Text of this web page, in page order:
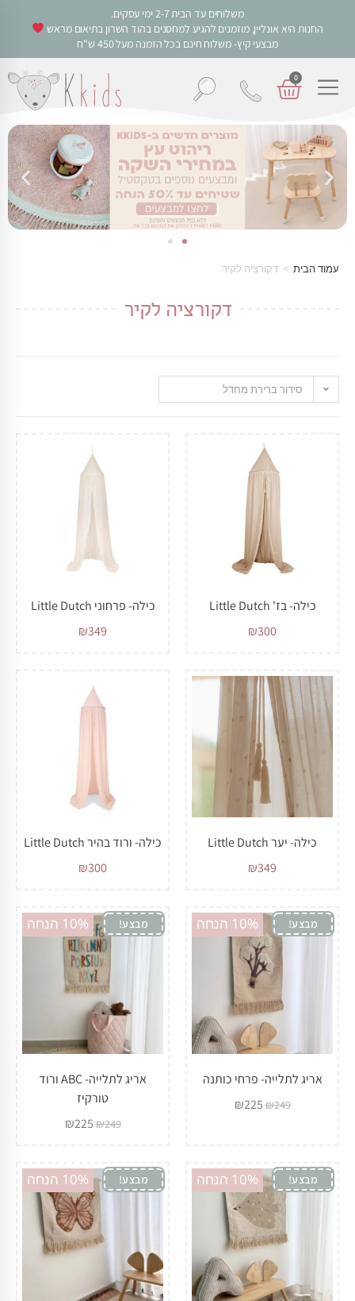
משלוחים עד הבית 2-7 ימי עסקים.
החנות היא אונליין, מוזמנים להגיע למחסנים בהוד השרון בתיאום מראש
מבצעי קיץ- משלוח חינם בכל הזמנה מעל 450 ש"ח
0
עמוד הבית > דקורציה לקיר
דקורציה לקיר
סידור ברירת מחדל
כילה- בז' Little Dutch
₪300
כילה- פרחוני Little Dutch
₪349
כילה- יער Little Dutch
₪349
כילה- ורוד בהיר Little Dutch
₪300
10% הנחה מבצע!
אריג לתלייה- פרחי כותנה
₪249
₪225
10% הנחה מבצע!
אריג לתלייה- ABC ורוד
טורקיז
₪249
₪225
10% הנחה מבצע! 10% הנחה מבצע!